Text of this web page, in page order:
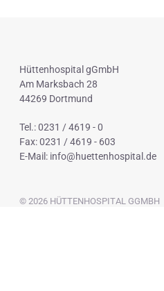
Hüttenhospital gGmbH
Am Marksbach 28
44269 Dortmund
Tel.: 0231 / 4619 - 0
Fax: 0231 / 4619 - 603
E-Mail: info@huettenhospital.de
© 2026 HÜTTENHOSPITAL GGMBH